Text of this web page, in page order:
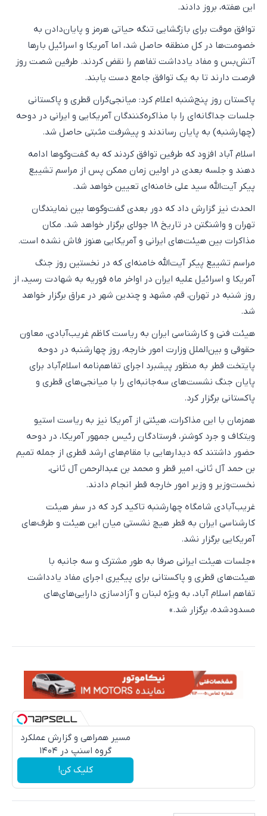
این هفته، بروز دادند.
توافق موقت برای بازگشایی تنگه حیاتی هرمز و پایان‌دادن به
خصومت‌ها در کل منطقه حاصل شد، اما آمریکا و اسرائیل بارها
آتش‌بس و مفاد یادداشت تفاهم را نقض کردند. طرفین شصت روز
فرصت دارند تا به یک توافق جامع دست یابند.
پاکستان روز پنج‌شنبه اعلام کرد: میانجی‌گران قطری و پاکستانی
جلسات جداگانه‌ای را با مذاکره‌کنندگان آمریکایی و ایرانی در دوحه
(چهارشنبه) به پایان رساندند و پیشرفت مثبتی حاصل شد.
اسلام آباد افزود که طرفین توافق کردند که به گفت‌وگوها ادامه
دهند و جلسه بعدی در اولین زمان ممکن پس از مراسم تشییع
پیکر آیت‌الله سید علی خامنه‌ای تعیین خواهد شد.
الحدث نیز گزارش داد که دور بعدی گفت‌وگوها بین نمایندگان
تهران و واشنگتن در تاریخ ۱۸ جولای برگزار خواهد شد. مکان
مذاکرات بین هیئت‌های ایرانی و آمریکایی هنوز فاش نشده است.
مراسم تشییع پیکر آیت‌الله خامنه‌ای که در نخستین روز جنگ
آمریکا و اسرائیل علیه ایران در اواخر ماه فوریه به شهادت رسید، از
روز شنبه در تهران، قم، مشهد و چندین شهر در عراق برگزار خواهد
شد.
هیئت فنی و کارشناسی ایران به ریاست کاظم غریب‌آبادی، معاون
حقوقی و بین‌الملل وزارت امور خارجه، روز چهارشنبه در دوحه
پایتخت قطر به منظور پیشبرد اجرای تفاهم‌نامه اسلام‌آباد برای
پایان جنگ نشست‌های سه‌جانبه‌ای را با میانجی‌های قطری و
پاکستانی برگزار کرد.
همزمان با این مذاکرات، هیئتی از آمریکا نیز به ریاست استیو
ویتکاف و جرد کوشنر، فرستادگان رئیس جمهور آمریکا، در دوحه
حضور داشتند که دیدارهایی با مقام‌های ارشد قطری از جمله تمیم
بن حمد آل ثانی، امیر قطر و محمد بن عبدالرحمن آل ثانی،
نخست‌وزیر و وزیر امور خارجه قطر انجام دادند.
غریب‌آبادی شامگاه چهارشنبه تاکید کرد که در سفر هیئت
کارشناسی ایران به قطر هیچ نشستی میان این هیئت و طرف‌های
آمریکایی برگزار نشد.
«جلسات هیئت ایرانی صرفا به طور مشترک و سه جانبه با
هیئت‌های قطری و پاکستانی برای پیگیری اجرای مفاد یادداشت
تفاهم اسلام آباد، به ویژه لبنان و آزادسازی دارایی‌های‌های
مسدودشده، برگزار شد.»
مسیر همراهی و گزارش عملکرد
گروه اسنپ در ۱۴۰۴
کلیک کن!